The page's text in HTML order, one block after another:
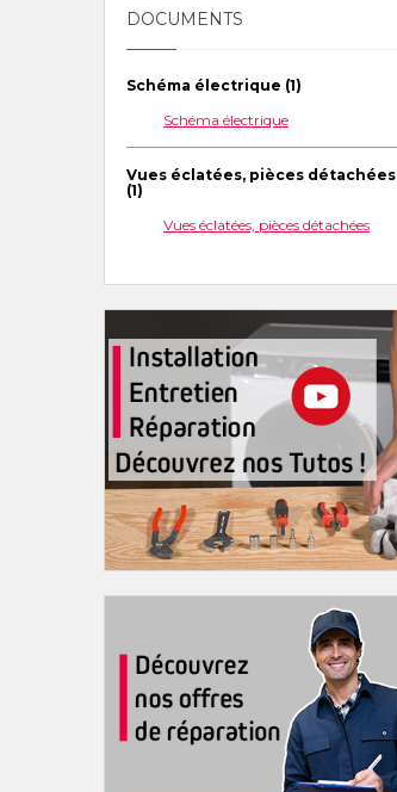
DOCUMENTS
Schéma électrique (1)
Schéma électrique
Vues éclatées, pièces détachées
(1)
Vues éclatées, pièces détachées